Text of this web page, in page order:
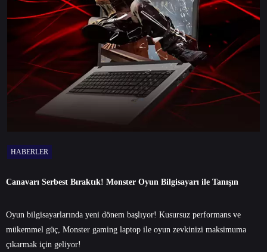
HABERLER
Canavarı Serbest Bıraktık! Monster Oyun Bilgisayarı ile Tanışın
Oyun bilgisayarlarında yeni dönem başlıyor! Kusursuz performans ve
mükemmel güç, Monster gaming laptop ile oyun zevkinizi maksimuma
çıkarmak için geliyor!